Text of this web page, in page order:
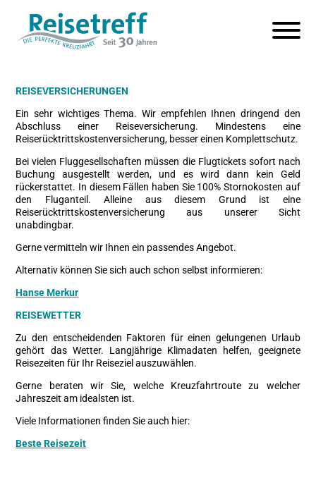
REISEVERSICHERUNGEN
Ein sehr wichtiges Thema. Wir empfehlen Ihnen dringend den
Abschluss einer Reiseversicherung. Mindestens eine
Reiserücktrittskostenversicherung, besser einen Komplettschutz.
Bei vielen Fluggesellschaften müssen die Flugtickets sofort nach
Buchung ausgestellt werden, und es wird dann kein Geld
rückerstattet. In diesem Fällen haben Sie 100% Stornokosten auf
den Fluganteil. Alleine aus diesem Grund ist eine
Reiserücktrittskostenversicherung aus unserer Sicht
unabdingbar.
Gerne vermitteln wir Ihnen ein passendes Angebot.
Alternativ können Sie sich auch schon selbst informieren:
Hanse Merkur
REISEWETTER
Zu den entscheidenden Faktoren für einen gelungenen Urlaub
gehört das Wetter. Langjährige Klimadaten helfen, geeignete
Reisezeiten für Ihr Reiseziel auszuwählen.
Gerne beraten wir Sie, welche Kreuzfahrtroute zu welcher
Jahreszeit am idealsten ist.
Viele Informationen finden Sie auch hier:
Beste Reisezeit